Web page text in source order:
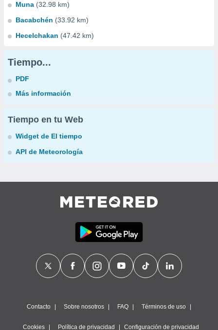
Muna (32.98 km)
Bacabchén (33.92 km)
Hecelchakan (47.42 km)
Tiempo...
PDF
Más información
Tiempo en tu Web
Widget de El tiempo
API de Meteorología
Contacto Sobre nosotros FAQ Términos de uso
Cookies Política de privacidad Configuración de privacidad